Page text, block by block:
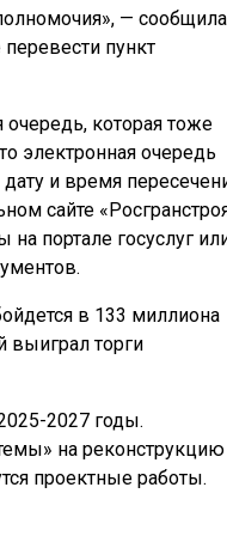
— сообщила
пункт
очередь, которая тоже
электронная очередь
и время
сайте
портале госуслуг
в 133 миллиона
выиграл торги
2027 годы.
на реконструкцию
проектные работы.